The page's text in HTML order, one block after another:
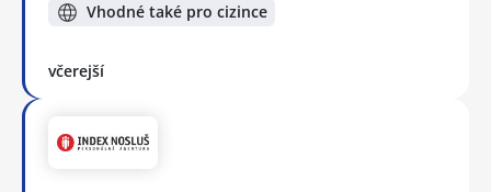
Vhodné také pro cizince
včerejší